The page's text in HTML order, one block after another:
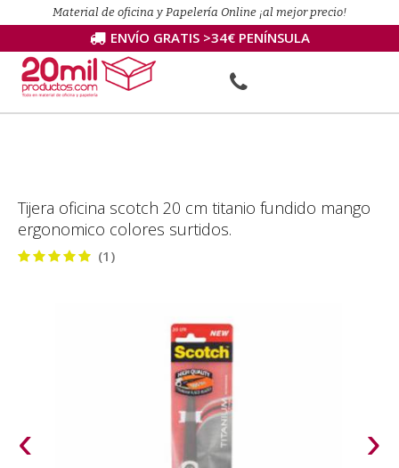
Material de oficina y Papelería Online ¡al mejor precio!
ENVÍO GRATIS >34€ PENÍNSULA
Tijera oficina scotch 20 cm titanio fundido mango
ergonomico colores surtidos.
(1)
‹ ›